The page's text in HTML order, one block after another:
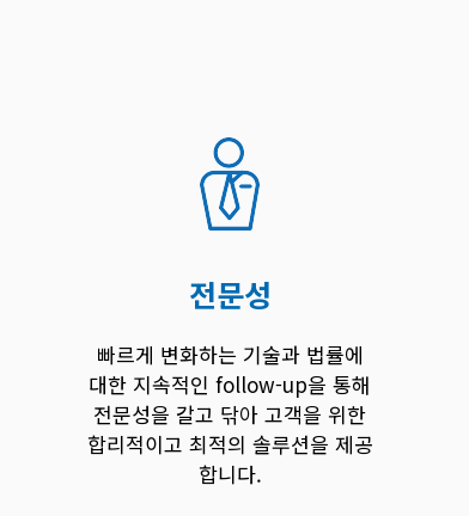
전문성
빠르게 변화하는 기술과 법률에
대한 지속적인 follow-up을 통해
전문성을 갈고 닦아 고객을 위한
합리적이고 최적의 솔루션을 제공
합니다.